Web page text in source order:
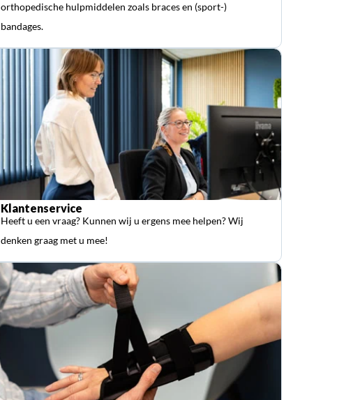
orthopedische hulpmiddelen zoals braces en (sport-)
bandages.
Klantenservice
Heeft u een vraag? Kunnen wij u ergens mee helpen? Wij
denken graag met u mee!